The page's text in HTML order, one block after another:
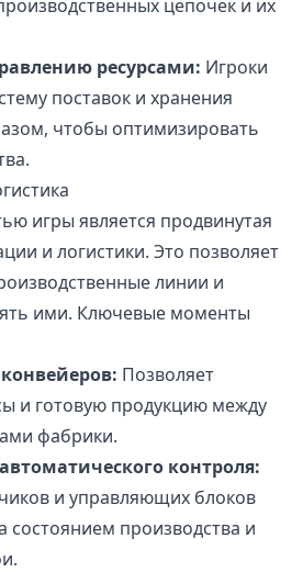
цепочек и их
ресурсами: Игроки
поставок и хранения
чтобы оптимизировать
игры является продвинутая
и логистики. Это позволяет
линии и
ими. Ключевые моменты
Позволяет
и готовую продукцию между
фабрики.
контроля:
и управляющих блоков
состоянием производства и